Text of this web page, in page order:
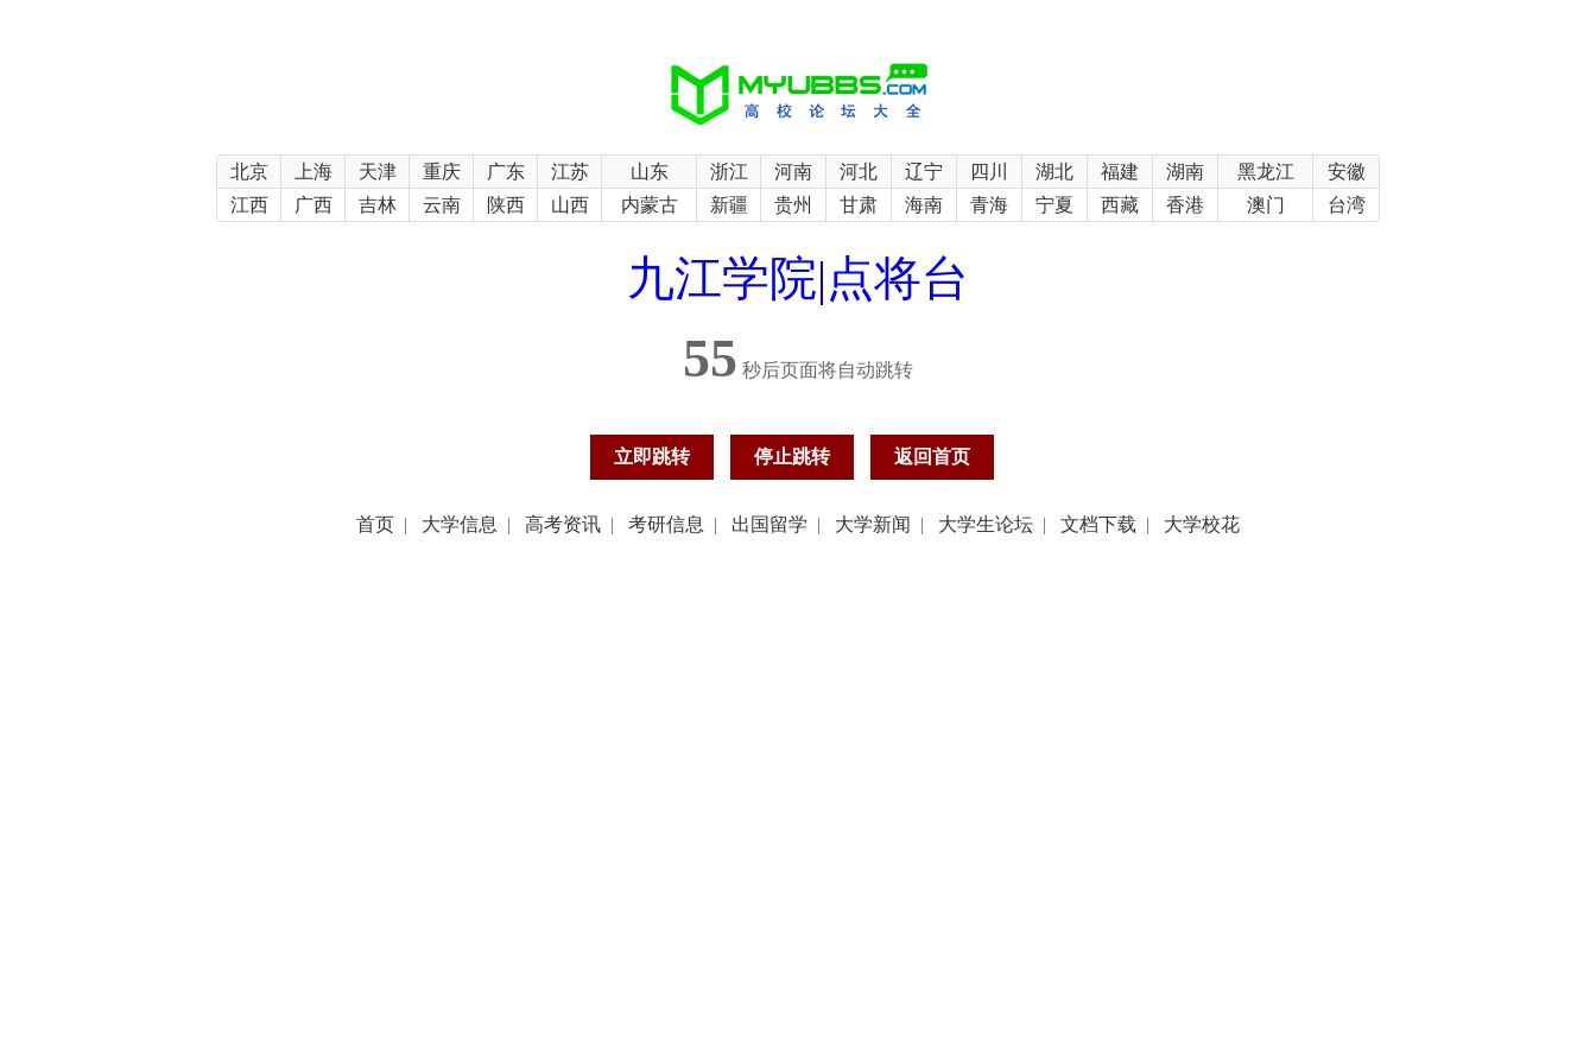
北京 上海 天津 重庆 广东 江苏 山东 浙江 河南 河北 辽宁 四川 湖北 福建 湖南 黑龙江
安徽
江西
广西 吉林 云南 陕西 山西 内蒙古 新疆 贵州 甘肃 海南 青海 宁夏 西藏 香港 澳门 台湾
九江学院|点将台
55 秒后页面将自动跳转
立即跳转 停止跳转 返回首页
首页 | 大学信息 | 高考资讯 | 考研信息 | 出国留学 | 大学新闻 | 大学生论坛 | 文档下载 | 大学校花